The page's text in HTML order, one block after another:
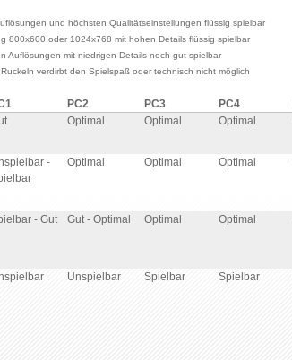
und höchsten Qualitätseinstellungen flüssig spielbar
800x600 oder 1024x768 mit hohen Details flüssig spielbar
Auflösungen mit niedrigen Details noch gut spielbar
verdirbt den Spielspaß oder technisch nicht möglich
PC2 PC3 PC4
Optimal Optimal Optimal
-
Optimal Optimal Optimal
- Gut Gut - Optimal Optimal Optimal
Unspielbar Spielbar Spielbar